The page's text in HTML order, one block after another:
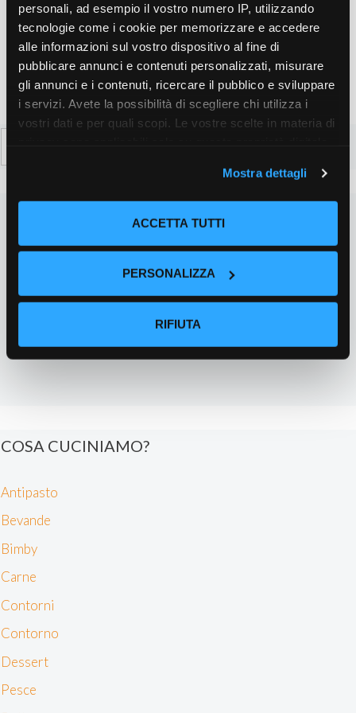
personali, ad esempio il vostro numero IP, utilizzando
tecnologie come i cookie per memorizzare e accedere
alle informazioni sul vostro dispositivo al fine di
pubblicare annunci e contenuti personalizzati, misurare
gli annunci e i contenuti, ricercare il pubblico e sviluppare
i servizi. Avete la possibilità di scegliere chi utilizza i
vostri dati e per quali scopi. Le vostre scelte in materia di
modificare o revocare il proprio consenso in qualsiasi
momento dalla Dichiarazione sui cookie o facendo clic
sull'icona di attivazione della privacy.
Con il tuo consenso, vorremmo anche:
raccogliere informazioni sulla tua posizione
geografica, con un'approssimazione di qualche
dalla Dichiarazione sui cookie.
Noi e i nostri partner trattiamo i tuoi dati personali, ad
cookie e/o altri strumenti di tracciamento, per
memorizzare e accedere alle informazioni sul tuo
analizzare gli utenti e sviluppare il prodotto. Puoi
e imposta le tue preferenze nella sezione dettagli. Puoi
Mostra dettagli
ACCETTA TUTTI
PERSONALIZZA
RIFIUTA
browser per la prossima volta che commento.
COSA CUCINIAMO?
Antipasto
Bevande
Bimby
Carne
Contorni
Contorno
Dessert
Pesce